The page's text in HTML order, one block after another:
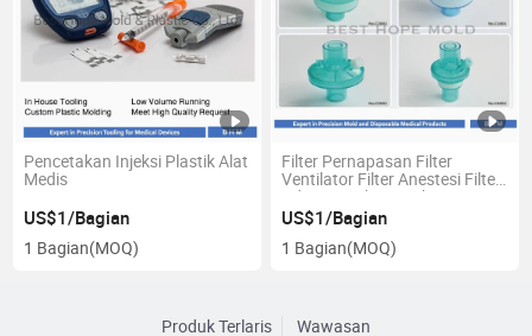
Pencetakan Injeksi Plastik Alat
Medis
US$1/Bagian
1 Bagian(MOQ)
Filter Pernapasan Filter
Ventilator Filter Anestesi Filter
Udara Cetakan Injeksi
US$1/Bagian
1 Bagian(MOQ)
Produk Terlaris Wawasan